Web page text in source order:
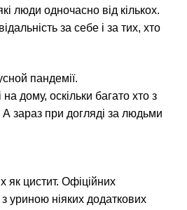
люди одночасно від кількох.
за себе і за тих, хто
пандемії.
дому, оскільки багато хто з
А зараз при догляді за людьми
як цистит. Офіційних
уриною ніяких додаткових